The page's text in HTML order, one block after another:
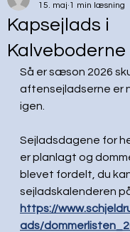
Kapsejlads i
Kalveboderne
15. maj 1 min læsning
Så er sæson 2026
aftensejladserne er
igen.
Sejladsdagene for
er planlagt og
blevet fordelt, du
sejladskalenderen
https://
ads/